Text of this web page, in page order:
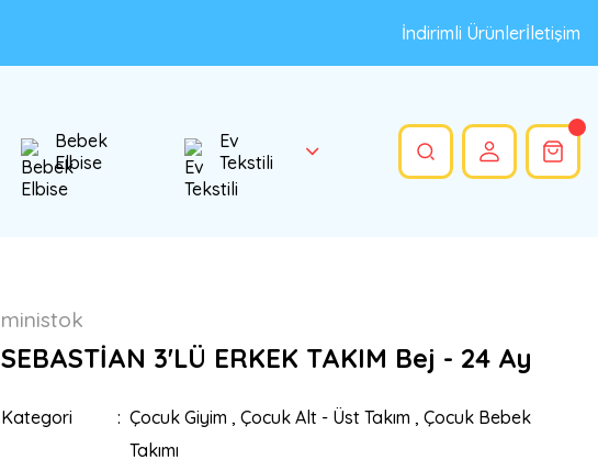
İndirimli Ürünlerİletişim
Bebek
Elbise
Ev
Tekstili
ministok
SEBASTİAN 3'LÜ ERKEK TAKIM Bej - 24 Ay
Kategori Çocuk Giyim , Çocuk Alt - Üst Takım , Çocuk Bebek
Takımı